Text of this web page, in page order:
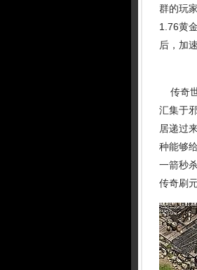
群的玩
1.76黄
后，加
传奇世
汇集于
居递过
种能够
一箭秒
传奇刷